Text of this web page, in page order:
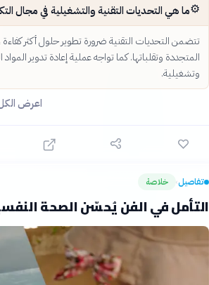
⚙️ما هي التحديات التقنية والتشغيلية في مجال
تتضمن التحديات التقنية ضرورة تطوير حلول أكثر
المتجددة وتقلباتها. كما تواجه عملية إعادة تدوير
وتشغيلية.
اعرض الكل
تفاصيل› خلاصة
التأمل في الفن يُحسّن الصحة النفسية